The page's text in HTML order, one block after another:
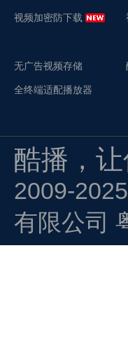
视频加密防下载
无广告视频存储
全终端适配播放器
酷播，
2009-
有限公司